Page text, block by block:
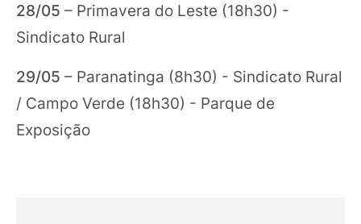
28/05 – Primavera do Leste (18h30) -
Sindicato Rural
29/05 – Paranatinga (8h30) - Sindicato Rural
/ Campo Verde (18h30) - Parque de
Exposição